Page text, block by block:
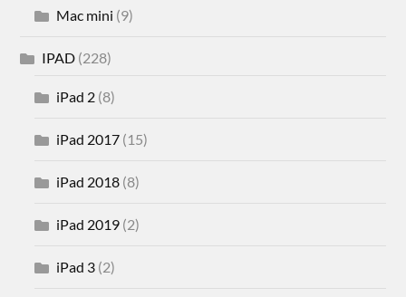
Mac mini (9)
IPAD (228)
iPad 2 (8)
iPad 2017 (15)
iPad 2018 (8)
iPad 2019 (2)
iPad 3 (2)